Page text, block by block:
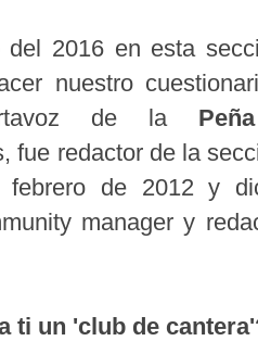
del 2016 en esta
nuestro
de la
fue redactor de la
febrero de 2012 y
manager y
ti un 'club de